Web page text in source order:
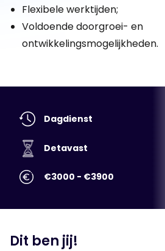
Flexibele werktijden;
Voldoende doorgroei- en
ontwikkelingsmogelijkheden.
Dagdienst
Detavast
€3000 - €3900
Dit ben jij!